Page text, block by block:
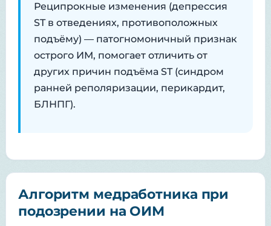
Реципрокные изменения (депрессия
ST в отведениях, противоположных
подъёму) — патогномоничный признак
острого ИМ, помогает отличить от
других причин подъёма ST (синдром
ранней реполяризации, перикардит,
БЛНПГ).
Алгоритм медработника при
подозрении на ОИМ